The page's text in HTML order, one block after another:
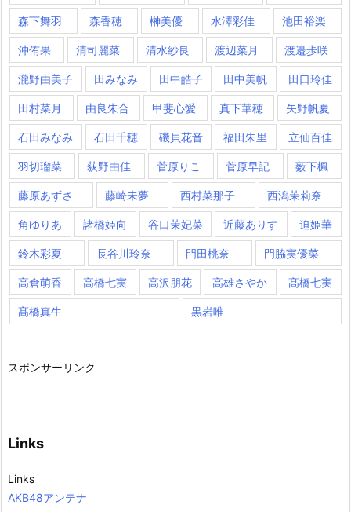
森下舞羽 森香穂 榊美優 水澤彩佳 池田裕楽
沖侑果 清司麗菜 清水紗良 渡辺菜月 渡邉歩咲
瀧野由美子 田みなみ 田中皓子 田中美帆 田口玲佳
田村菜月 由良朱合 甲斐心愛 真下華穂 矢野帆夏
石田みなみ 石田千穂 磯貝花音 福田朱里 立仙百佳
羽切瑠菜 荻野由佳 菅原りこ 菅原早記 薮下楓
藤原あずさ 藤崎未夢 西村菜那子 西潟茉莉奈
角ゆりあ 諸橋姫向 谷口茉妃菜 近藤ありす 迫姫華
鈴木彩夏 長谷川玲奈 門田桃奈 門脇実優菜
高倉萌香 高橋七実 高沢朋花 高雄さやか 髙橋七実
髙橋真生 黒岩唯
スポンサーリンク
Links
Links
AKB48アンテナ